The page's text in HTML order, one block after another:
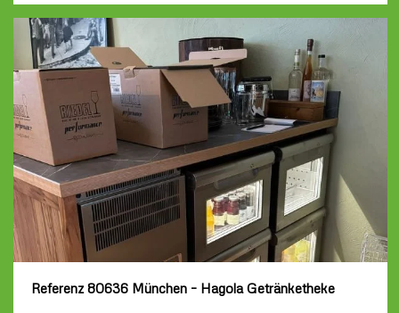
Referenz 80636 München – Hagola Getränketheke